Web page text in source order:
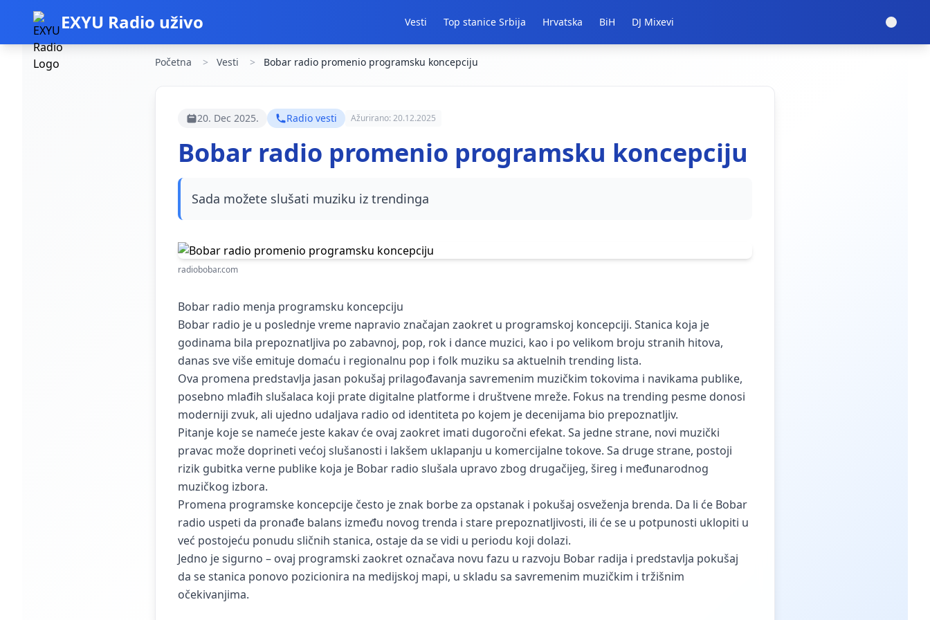
EXYU Radio uživo Vesti Top stanice Srbija Hrvatska BiH DJ Mixevi
Početna Vesti Bobar radio promenio programsku koncepciju
20. Dec 2025. Radio vesti Ažurirano: 20.12.2025
Bobar radio promenio programsku koncepciju
Sada možete slušati muziku iz trendinga
radiobobar.com
Bobar radio menja programsku koncepciju
Bobar radio je u poslednje vreme napravio značajan zaokret u programskoj koncepciji. Stanica koja je
godinama bila prepoznatljiva po zabavnoj, pop, rok i dance muzici, kao i po velikom broju stranih hitova,
danas sve više emituje domaću i regionalnu pop i folk muziku sa aktuelnih trending lista.
Ova promena predstavlja jasan pokušaj prilagođavanja savremenim muzičkim tokovima i navikama publike,
posebno mlađih slušalaca koji prate digitalne platforme i društvene mreže. Fokus na trending pesme donosi
moderniji zvuk, ali ujedno udaljava radio od identiteta po kojem je decenijama bio prepoznatljiv.
Pitanje koje se nameće jeste kakav će ovaj zaokret imati dugoročni efekat. Sa jedne strane, novi muzički
pravac može doprineti većoj slušanosti i lakšem uklapanju u komercijalne tokove. Sa druge strane, postoji
rizik gubitka verne publike koja je Bobar radio slušala upravo zbog drugačijeg, šireg i međunarodnog
muzičkog izbora.
Promena programske koncepcije često je znak borbe za opstanak i pokušaj osveženja brenda. Da li će Bobar
radio uspeti da pronađe balans između novog trenda i stare prepoznatljivosti, ili će se u potpunosti uklopiti u
već postojeću ponudu sličnih stanica, ostaje da se vidi u periodu koji dolazi.
Jedno je sigurno – ovaj programski zaokret označava novu fazu u razvoju Bobar radija i predstavlja pokušaj
da se stanica ponovo pozicionira na medijskoj mapi, u skladu sa savremenim muzičkim i tržišnim
očekivanjima.